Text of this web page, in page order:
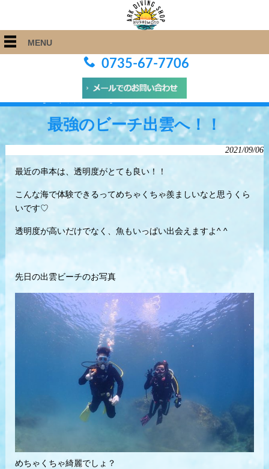
MENU
0735-67-7706
ARK Diving Shop 串本店 > Blog > 最強のビーチ出雲へ！！
最強のビーチ出雲へ！！
2021/09/06
最近の串本は、透明度がとても良い！！
こんな海で体験できるってめちゃくちゃ羨ましいなと思うくら
いです♡
透明度が高いだけでなく、魚もいっぱい出会えますよ^ ^
先日の出雲ビーチのお写真
めちゃくちゃ綺麗でしょ？